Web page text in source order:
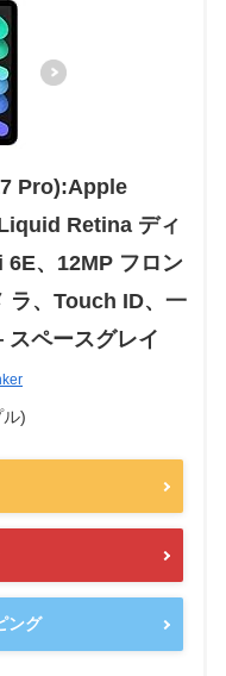
Pro):Apple
Retina ディ
6E、12MP フロン
ラ、Touch ID、一
スペースグレイ
)
ング